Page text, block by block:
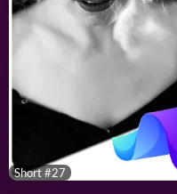
Short #27